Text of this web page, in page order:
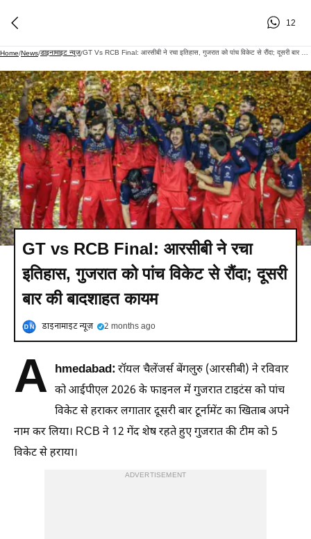
12
Home/News/डाइनामाइट न्यूज़/
GT vs RCB Final: आरसीबी ने रचा
इतिहास, गुजरात को पांच विकेट से रौंदा; दूसरी
बार की बादशाहत कायम
डाइनामाइट न्यूज़ 2 months ago
A hmedabad:रॉयल चैलेंजर्स बेंगलुरु (आरसीबी) ने रविवार
को आईपीएल 2026 के फाइनल में गुजरात टाइटंस को पांच
विकेट से हराकर लगातार दूसरी बार टूर्नामेंट का खिताब अपने
नाम कर लिया। RCB ने 12 गेंद शेष रहते हुए गुजरात की टीम को 5
व‍िकेट से हराया।
ADVERTISEMENT